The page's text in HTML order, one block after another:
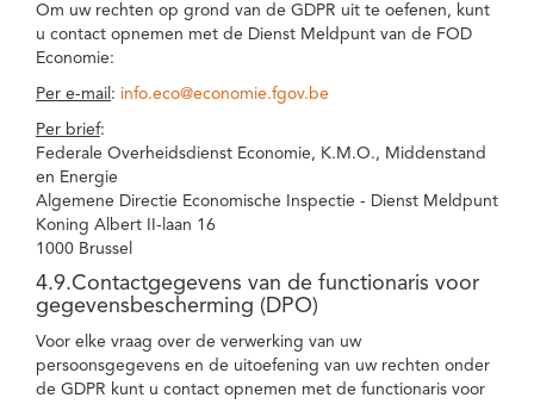
Om uw rechten op grond van de GDPR uit te oefenen, kunt
u contact opnemen met de Dienst Meldpunt van de FOD
Economie:
Per e-mail : info.eco@economie.fgov.be
Per brief:
Federale Overheidsdienst Economie, K.M.O., Middenstand
en Energie
Algemene Directie Economische Inspectie - Dienst Meldpunt
Koning Albert II-laan 16
1000 Brussel
4.9.Contactgegevens van de functionaris voor
gegevensbescherming (DPO)
Voor elke vraag over de verwerking van uw
persoonsgegevens en de uitoefening van uw rechten onder
de GDPR kunt u contact opnemen met de functionaris voor